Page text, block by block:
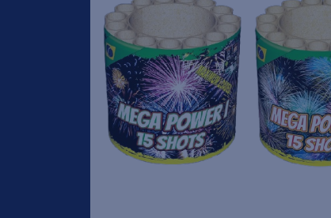
Gender Reveal
Thunderkings/Singleshots